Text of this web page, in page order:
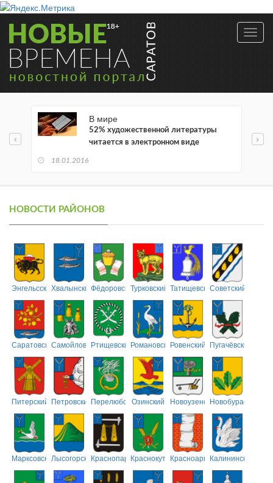
В мире
52% художественной литературы
читается в электронном виде
18.01.2016
НОВОСТИ РАЙОНОВ
ЭнгельсскийХвалынскийФёдоровскийТурковский ТатищевскийСоветский
СаратовскийСамойловскийРтищевскийРомановскийРовенский Пугачёвский
Питерский ПетровскийПерелюбскийОзинский НовоузенскийНовобурасский
МарксовскийЛысогорскийКраснопартизанский
КраснокутскийКрасноармейский
Калининский